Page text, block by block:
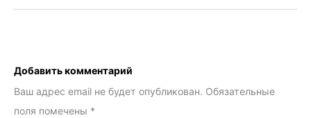
Добавить комментарий
Ваш адрес email не будет опубликован. Обязательные
поля помечены *